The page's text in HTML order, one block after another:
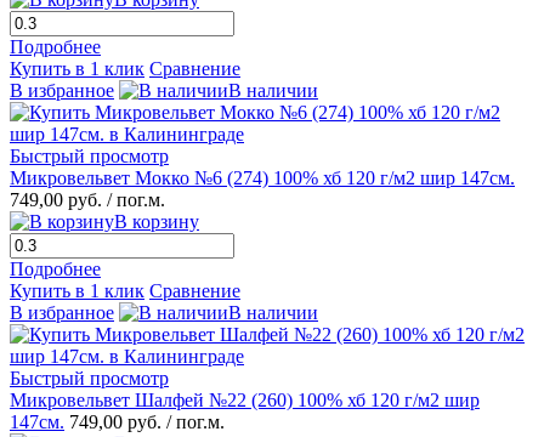
Подробнее
Купить в 1 клик Сравнение
В избранное
В наличии
Быстрый просмотр
Микровельвет Мокко №6 (274) 100% хб 120 г/м2 шир 147см.
749,00 руб. / пог.м.
В корзину
Подробнее
Купить в 1 клик Сравнение
В избранное
В наличии
Быстрый просмотр
Микровельвет Шалфей №22 (260) 100% хб 120 г/м2 шир
147см. 749,00 руб. / пог.м.